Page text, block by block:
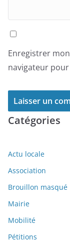
Enregistrer
navigateur
Catégories
Actu locale
Association
Brouillon masqué
Mairie
Mobilité
Pétitions